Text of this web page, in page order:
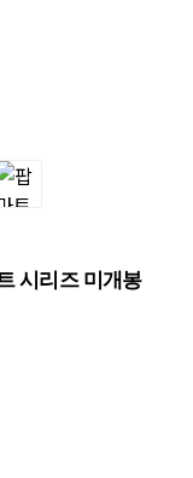
시리즈 미개봉